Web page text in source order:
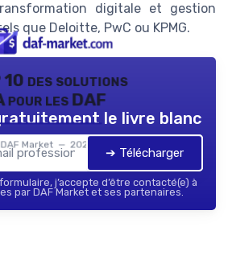
digitale et gestion
que Deloitte, PwC ou KPMG.
10 des solutions
pour les DAF
DAF Market — 2026
le livre blanc
➔ Télécharger
j’accepte d’être contacté(e) à
par DAF Market et ses partenaires.